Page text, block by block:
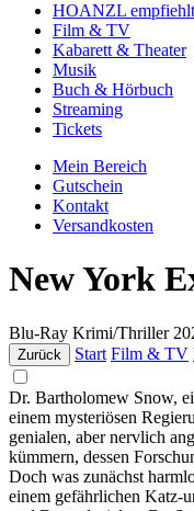
HOANZL empfiehlt
Film & TV
Kabarett & Theater
Musik
Buch & Hörbuch
Streaming
Tickets
Mein Bereich
Gutschein
Kontakt
Versandkosten
New York
Blu-Ray Krimi/Thriller
Zurück Start Film & TV
Dr. Bartholomew Snow,
einem mysteriösen
genialen, aber nervlich
kümmern, dessen
Doch was zunächst
einem gefährlichen Katz-